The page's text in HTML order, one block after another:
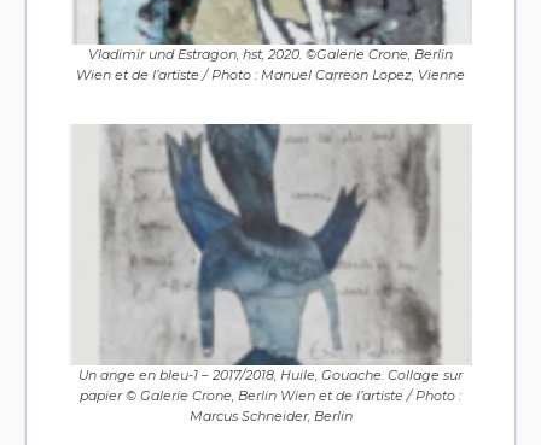
Vladimir und Estragon, hst, 2020. ©Galerie Crone, Berlin
Wien et de l’artiste / Photo : Manuel Carreon Lopez, Vienne
Un ange en bleu-1 – 2017/2018, Huile, Gouache. Collage sur
papier © Galerie Crone, Berlin Wien et de l’artiste / Photo :
Marcus Schneider, Berlin